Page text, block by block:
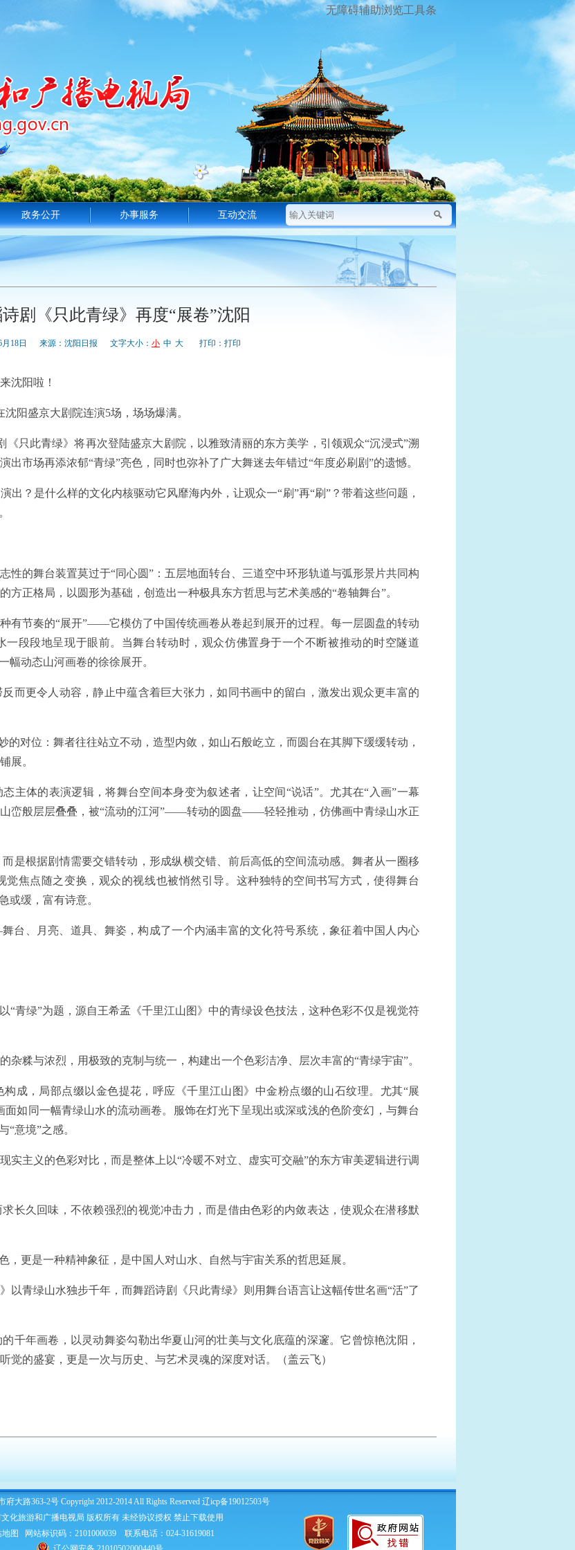
无障碍辅助浏览工具条
政务公开 办事服务 互动交流
剧《只此青绿》再度“展卷”沈阳
18日 来源：沈阳日报 文字大小： 小 中 大 打印： 打印
沈阳啦！
阳盛京大剧院连演5场，场场爆满。
《只此青绿》将再次登陆盛京大剧院，以雅致清丽的东方美学，引领观众“沉浸式”溯
出市场再添浓郁“青绿”亮色，同时也弥补了广大舞迷去年错过“年度必刷剧”的遗憾。
出？是什么样的文化内核驱动它风靡海内外，让观众一“刷”再“刷”？带着这些问题，
性的舞台装置莫过于“同心圆”：五层地面转台、三道空中环形轨道与弧形景片共同构
方正格局，以圆形为基础，创造出一种极具东方哲思与艺术美感的“卷轴舞台”。
有节奏的“展开”——它模仿了中国传统画卷从卷起到展开的过程。每一层圆盘的转动
段段地呈现于眼前。当舞台转动时，观众仿佛置身于一个不断被推动的时空隧道
幅动态山河画卷的徐徐展开。
而更令人动容，静止中蕴含着巨大张力，如同书画中的留白，激发出观众更丰富的
的对位：舞者往往站立不动，造型内敛，如山石般屹立，而圆台在其脚下缓缓转动，
展。
主体的表演逻辑，将舞台空间本身变为叙述者，让空间“说话”。尤其在“入画”一幕
峦般层层叠叠，被“流动的江河”——转动的圆盘——轻轻推动，仿佛画中青绿山水正
是根据剧情需要交错转动，形成纵横交错、前后高低的空间流动感。舞者从一圈移
焦点随之变换，观众的视线也被悄然引导。这种独特的空间书写方式，使得舞台
或缓，富有诗意。
台、月亮、道具、舞姿，构成了一个内涵丰富的文化符号系统，象征着中国人内心
“青绿”为题，源自王希孟《千里江山图》中的青绿设色技法，这种色彩不仅是视觉符
杂糅与浓烈，用极致的克制与统一，构建出一个色彩洁净、层次丰富的“青绿宇宙”。
成，局部点缀以金色提花，呼应《千里江山图》中金粉点缀的山石纹理。尤其“展
面如同一幅青绿山水的流动画卷。服饰在灯光下呈现出或深或浅的色阶变幻，与舞台
“意境”之感。
实主义的色彩对比，而是整体上以“冷暖不对立、虚实可交融”的东方审美逻辑进行调
长久回味，不依赖强烈的视觉冲击力，而是借由色彩的内敛表达，使观众在潜移默
更是一种精神象征，是中国人对山水、自然与宇宙关系的哲思延展。
以青绿山水独步千年，而舞蹈诗剧《只此青绿》则用舞台语言让这幅传世名画“活”了
千年画卷，以灵动舞姿勾勒出华夏山河的壮美与文化底蕴的深邃。它曾惊艳沈阳，
觉的盛宴，更是一次与历史、与艺术灵魂的深度对话。（盖云飞）
大路363-2号 Copyright 2012-2014 All Rights Reserved 辽icp备19012503号
化旅游和广播电视局 版权所有 未经协议授权 禁止下载使用
地图
网站标识码：2101000039 联系电话：024-31619081